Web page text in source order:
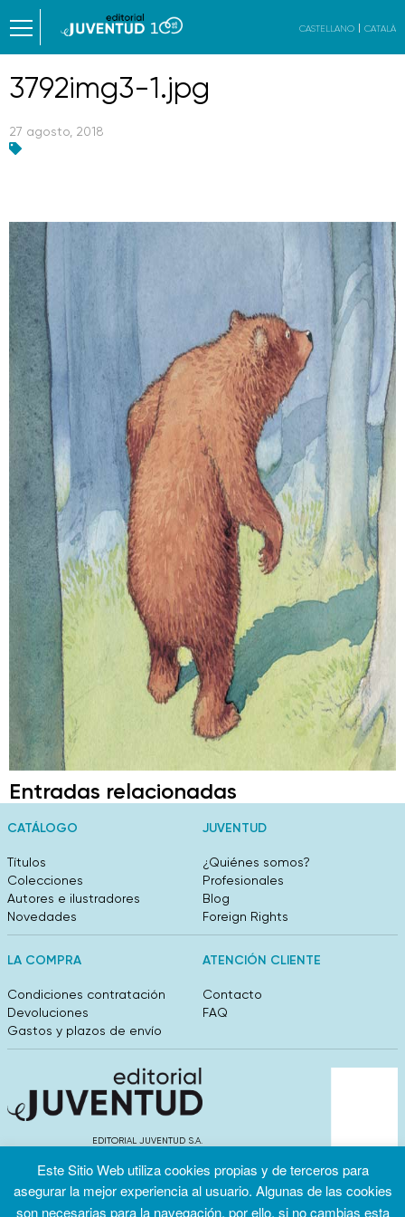
CASTELLANO CATALÀ
3792img3-1.jpg
27 agosto, 2018
Entradas relacionadas
CATÁLOGO
Títulos
Colecciones
Autores e ilustradores
Novedades
JUVENTUD
¿Quiénes somos?
Profesionales
Blog
Foreign Rights
LA COMPRA
Condiciones contratación
Devoluciones
Gastos y plazos de envío
ATENCIÓN CLIENTE
Contacto
FAQ
EDITORIAL JUVENTUD S.A.
info@editorialjuventud.es
(+34) 93 444 18 00
Este Sitio Web utiliza cookies propias y de terceros para
asegurar la mejor experiencia al usuario. Algunas de las cookies
son necesarias para la navegación, por ello, si no cambias esta